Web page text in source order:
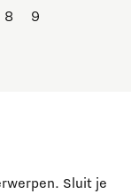
8 9
Sluit je